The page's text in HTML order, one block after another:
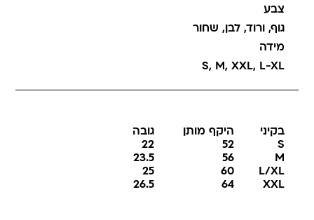
צבע
גוף,ורוד,לבן , שחור
מידה
S, M, XXL, L-XL
בקיני היקף מותן
גובה
S
52
22
M
56
23.5
L/XL
60
25
XXL
64
26.5